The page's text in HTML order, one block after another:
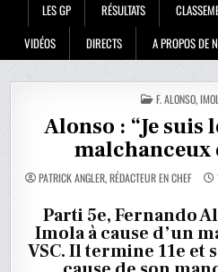
LES GP
RÉSULTATS
VIDÉOS
DIRECTS A PROPOS DE
POSTED
IN
F. ALONSO,
Alonso : “Je suis
malchanceux
PATRICK ANGLER, RÉDACTEUR EN CHEF
Parti 5e, Fernando
Imola à cause d’un
VSC. Il termine 11e et